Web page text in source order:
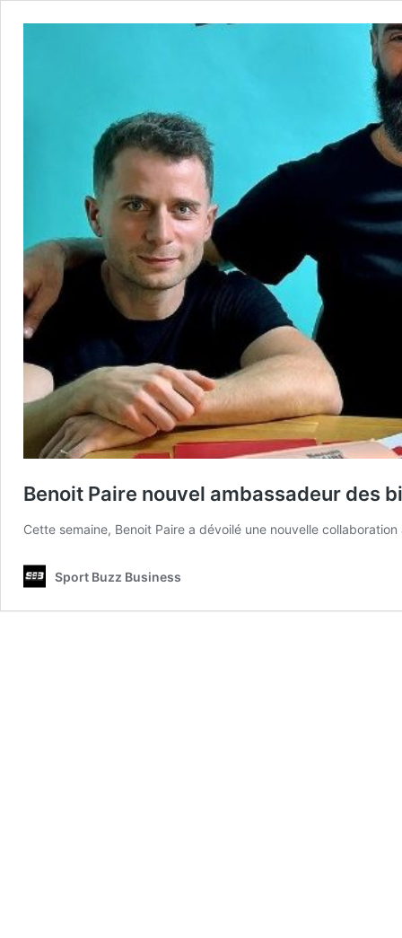
Benoit Paire nouvel ambassadeur des
Cette semaine, Benoit Paire a dévoilé une nouvelle
Sport Buzz Business